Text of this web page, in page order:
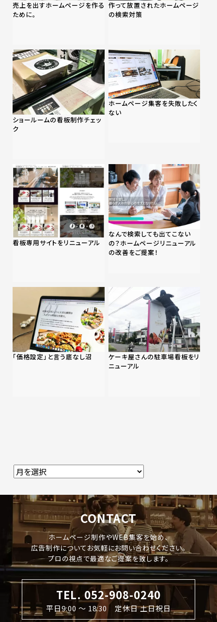
売上を出すホームページを作る
ために。
作って放置されたホームページ
の検索対策
ショールームの看板制作チェッ
ク
ホームページ集客を失敗したく
ない
看板専用サイトをリニューアル
なんで検索しても出てこない
の？ホームページリニューアル
の改善をご提案！
「価格設定」と言う底なし沼
ケーキ屋さんの駐車場看板をリ
ニューアル
CONTACT
ホームページ制作やWEB集客を始め、
広告制作についてお気軽にお問い合わせください。
プロの視点で最適なご提案を致します。
TEL. 052-908-0240
平日9:00 〜 18:30 定休日 土日祝日